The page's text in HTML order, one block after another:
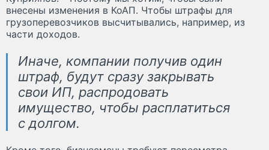
внесены изменения в КоАП. Чтобы штрафы для
грузоперевозчиков высчитывались, например, из
части доходов.
Иначе, компании получив один
штраф, будут сразу закрывать
свои ИП, распродовать
имущество, чтобы расплатиться
с долгом.